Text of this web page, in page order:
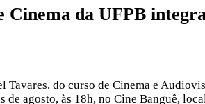
da UFPB
do curso de Cinema e
agosto, às 18h, no Cine Banguê,